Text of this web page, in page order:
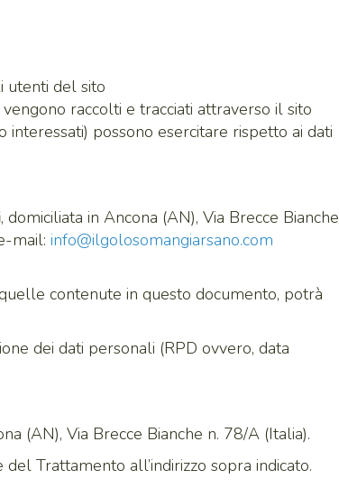
utenti del sito
vengono raccolti e tracciati attraverso il sito
possono esercitare rispetto ai dati
, domiciliata in Ancona (AN), Via Brecce Bianche
mail: info@ilgolosomangiarsano.com
contenute in questo documento, potrà
dei dati personali (RPD ovvero, data
(AN), Via Brecce Bianche n. 78/A (Italia).
Trattamento all’indirizzo sopra indicato.